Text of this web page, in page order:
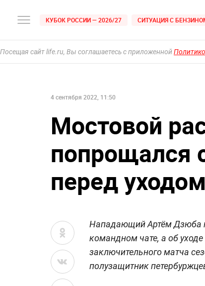
КУБОК РОССИИ — 2026/27 СИТУАЦИЯ С
Посещая сайт life.ru, Вы соглашаетесь с приложенной
4 сентября 2022, 11:50
Мостовой
попрощался
перед
Нападающий Артём Дзюба
командном чате, а об
заключительного матча
полузащитник